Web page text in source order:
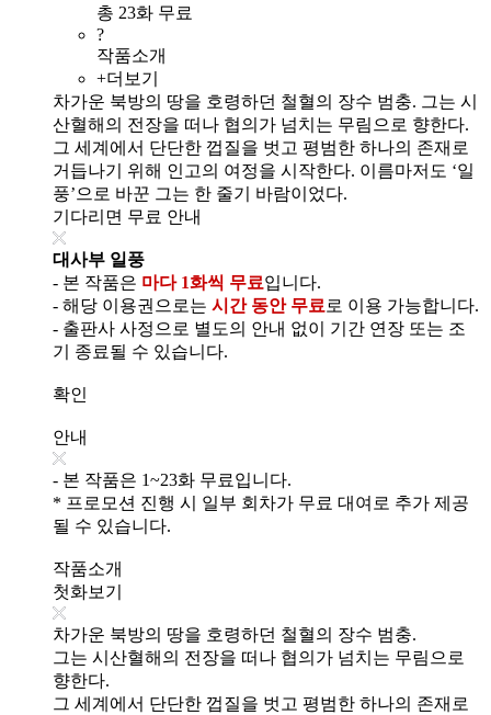
총 23화 무료
?
작품소개
+더보기
차가운 북방의 땅을 호령하던 철혈의 장수 범충. 그는 시
산혈해의 전장을 떠나 협의가 넘치는 무림으로 향한다.
그 세계에서 단단한 껍질을 벗고 평범한 하나의 존재로
거듭나기 위해 인고의 여정을 시작한다. 이름마저도 ‘일
풍’으로 바꾼 그는 한 줄기 바람이었다.
기다리면 무료 안내
대사부 일풍
- 본 작품은 마다 1화씩 무료입니다.
- 해당 이용권으로는 시간 동안 무료 로 이용 가능합니다.
- 출판사 사정으로 별도의 안내 없이 기간 연장 또는 조
기 종료될 수 있습니다.
확인
안내
- 본 작품은 1~23화 무료입니다.
* 프로모션 진행 시 일부 회차가 무료 대여로 추가 제공
될 수 있습니다.
작품소개
첫화보기
차가운 북방의 땅을 호령하던 철혈의 장수 범충.
그는 시산혈해의 전장을 떠나 협의가 넘치는 무림으로
향한다.
그 세계에서 단단한 껍질을 벗고 평범한 하나의 존재로